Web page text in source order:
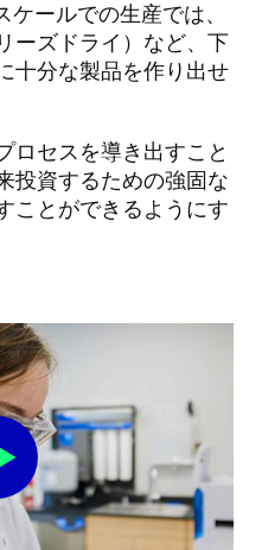
ケールでの生産では、
ーズドライ）など、下
十分な製品を作り出せ
ロセスを導き出すこと
投資するための強固な
ことができるようにす